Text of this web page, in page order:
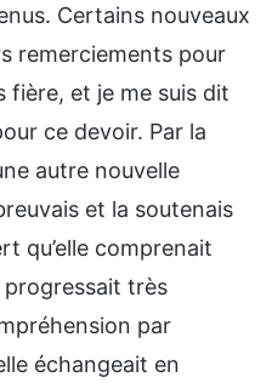
Certains nouveaux
remerciements pour
fière, et je me suis dit
ce devoir. Par la
autre nouvelle
et la soutenais
qu’elle comprenait
progressait très
par
échangeait en